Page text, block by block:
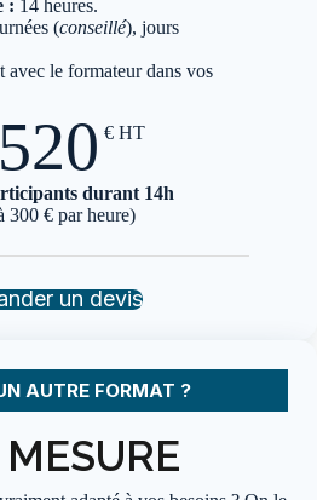
: 14 heures.
(conseillé), jours
avec le formateur dans vos
€ HT
durant 14h
300 € par heure)
un devis
AUTRE FORMAT ?